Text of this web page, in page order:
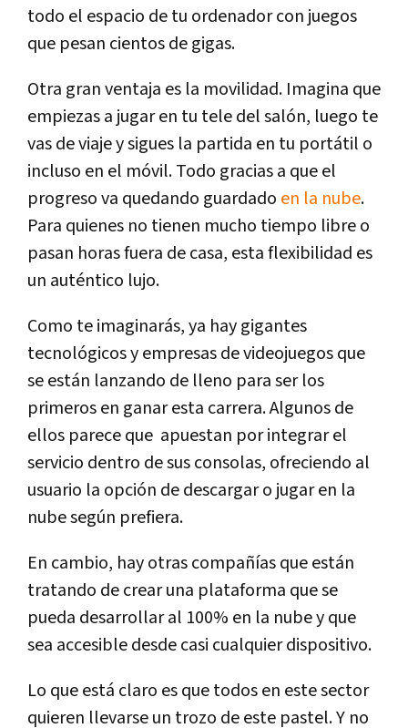
todo el espacio de tu ordenador con juegos
que pesan cientos de gigas.
Otra gran ventaja es la movilidad. Imagina que
empiezas a jugar en tu tele del salón, luego te
vas de viaje y sigues la partida en tu portátil o
incluso en el móvil. Todo gracias a que el
progreso va quedando guardado en la nube.
Para quienes no tienen mucho tiempo libre o
pasan horas fuera de casa, esta flexibilidad es
un auténtico lujo.
Como te imaginarás, ya hay gigantes
tecnológicos y empresas de videojuegos que
se están lanzando de lleno para ser los
primeros en ganar esta carrera. Algunos de
ellos parece que apuestan por integrar el
servicio dentro de sus consolas, ofreciendo al
usuario la opción de descargar o jugar en la
nube según prefiera.
En cambio, hay otras compañías que están
tratando de crear una plataforma que se
pueda desarrollar al 100% en la nube y que
sea accesible desde casi cualquier dispositivo.
Lo que está claro es que todos en este sector
quieren llevarse un trozo de este pastel. Y no